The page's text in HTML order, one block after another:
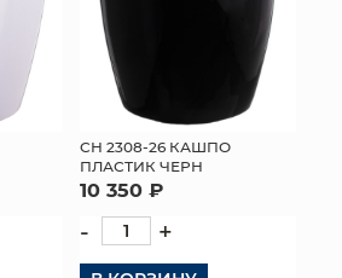
СН 2308-26 КАШПО
ПЛАСТИК ЧЕРН
10 350 ₽
- +